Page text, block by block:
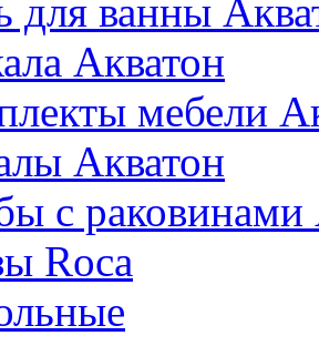
для ванны
Акватон
мебели
Акватон
с раковинами
Roca